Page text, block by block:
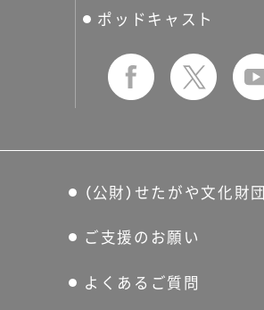
ポッドキャスト
（公財）せたがや文化財団
ご支援のお願い
よくあるご質問